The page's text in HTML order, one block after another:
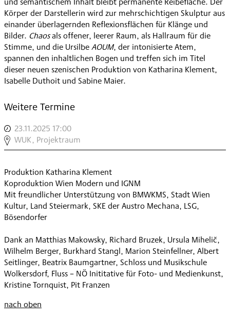
Körper der Darstellerin wird zur mehrschichtigen Skulptur aus
einander überlagernden Reflexionsflächen für Klänge und
Bilder. Chaosals offener, leerer Raum, als Hallraum für die
Stimme, und die UrsilbeAOUM, der intonisierte Atem,
spannen den inhaltlichen Bogen und treffen sich im Titel
dieser neuen szenischen Produktion von Katharina Klement,
Isabelle Duthoit und Sabine Maier.
Weitere Termine
23.11.2025 17:00
KATHARINA
KLEMENT,
DUTHOIT
+
SABINE
MAIER:
CHAOUM
,
WUK, Projektraum
Produktion Katharina Klement
Koproduktion Wien Modern und IGNM
Mit freundlicher Unterstützung von BMWKMS, Stadt Wien
Kultur, Land Steiermark, SKE der Austro Mechana, LSG,
Bösendorfer
Dank an Matthias Makowsky, Richard Bruzek, Ursula Mihelič,
Wilhelm Berger, Burkhard Stangl, Marion Steinfellner, Albert
Seitlinger, Beatrix Baumgartner, Schloss und Musikschule
Wolkersdorf, Fluss – NÖ Inititative für Foto- und Medienkunst,
Kristine Tornquist, Pit Franzen
nach oben